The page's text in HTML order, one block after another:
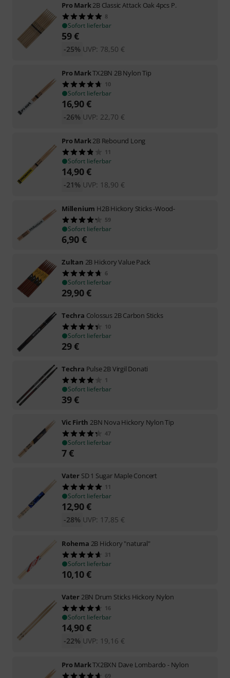
Pro Mark2B Classic Attack Oak 4pcs P.
8
Sofort lieferbar
59€
UVP: 78,50 €
-25%
Pro MarkTX2BN 2B Nylon Tip
10
Sofort lieferbar
16,90€
UVP: 22,70 €
-26%
Pro Mark2B Rebound Long
11
Sofort lieferbar
14,90€
UVP: 18,90 €
-21%
Millenium H2B Hickory Sticks -Wood-
59
Sofort lieferbar
6,90 €
Zultan 2B Hickory Value Pack
6
Sofort lieferbar
29,90€
Techra Colossus 2B Carbon Sticks
10
Sofort lieferbar
29€
Techra Pulse 2B Virgil Donati
1
Sofort lieferbar
39€
Vic Firth 2BN Nova Hickory Nylon Tip
47
Sofort lieferbar
7€
Vater SD 1 Sugar Maple Concert
11
Sofort lieferbar
12,90€
UVP: 17,85 €
-28%
Rohema 2B Hickory "natural"
31
Sofort lieferbar
10,10€
Vater 2BN Drum Sticks Hickory Nylon
16
Sofort lieferbar
14,90€
UVP: 19,16 €
-22%
Pro MarkTX2BXN Dave Lombardo - Nylon
69